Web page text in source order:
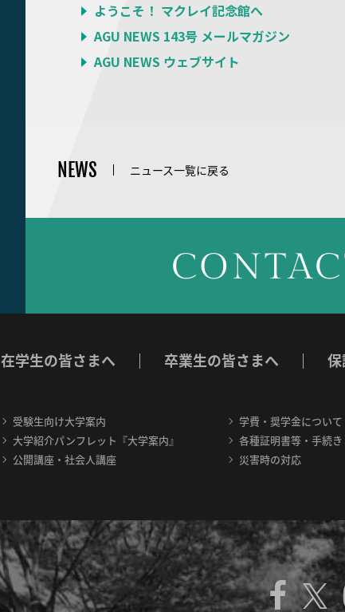
ようこそ！ マクレイ記念館へ
AGU NEWS 143号 メールマガジン
AGU NEWS ウェブサイト
NEWS ニュース一覧に戻る
在学生の皆さまへ 卒業生の皆さまへ
受験生向け大学案内
大学紹介パンフレット『大学案内』
公開講座・社会人講座
学費・奨学金について
各種証明書等・手続き
災害時の対応